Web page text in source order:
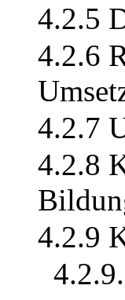
4.2.5
4.2.6
4.2.7
4.2.8
4.2.9